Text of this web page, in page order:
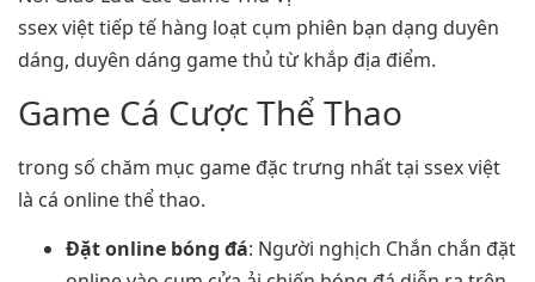
ssex việt tiếp tế hàng loạt cụm phiên bạn dạng duyên
dáng, duyên dáng game thủ từ khắp địa điểm.
Game Cá Cược Thể Thao
trong số chăm mục game đặc trưng nhất tại ssex việt
là cá online thể thao.
Đặt online bóng đá: Người nghịch Chắn chắn đặt